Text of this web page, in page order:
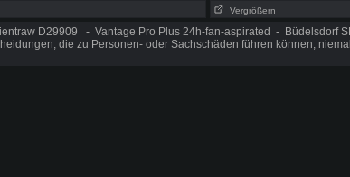
Vergrößern
D29909 - Vantage Pro Plus 24h-fan-aspirated - Büdelsdorf
die zu Personen- oder Sachschäden führen können,